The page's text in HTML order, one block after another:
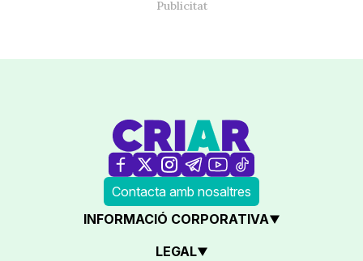
Contacta amb nosaltres
INFORMACIÓ CORPORATIVA
LEGAL